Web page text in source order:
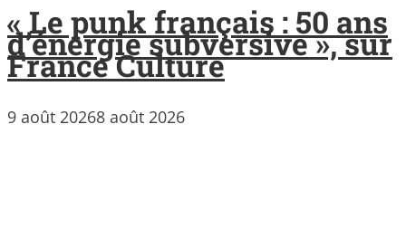
« Le punk français : 50 ans
d’énergie subversive », sur
France Culture
9 août 20268 août 2026